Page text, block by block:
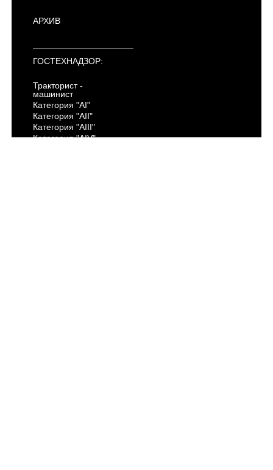
АРХИВ
ГОСТЕХНАДЗОР:
Тракторист -
машинист
Категория "AI"
Категория "AII"
Категория "AIII"
Категория "AIV"